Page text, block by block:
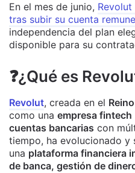
En el mes de junio,
tras subir su cuenta
independencia del plan
disponible para su
❓¿Qué es
Revolut, creada en el
como una empresa fintech
cuentas bancarias con
tiempo, ha evolucionado y
una plataforma financiera
de banca, gestión de